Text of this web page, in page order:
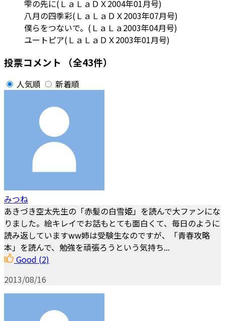
雫の先に(ＬａＬａＤＸ2004年01月号)
八月の四季彩(ＬａＬａＤＸ2003年07月号)
僕らをつないで。(ＬａＬａ2003年04月号)
ユートピア(ＬａＬａＤＸ2003年01月号)
投票コメント （全43件）
人気順 新着順
みつね
あきづき空太先生の「赤髪の白雪姫」を読んで大ファンにな
りました。絵キレイでお話もとても面白くて、毎日のように
読み返していますww姉は受験生なのですが、「青春攻略
本」を読んで、勉強を頑張ろうという気持ち...
Good (2)
2013/08/16